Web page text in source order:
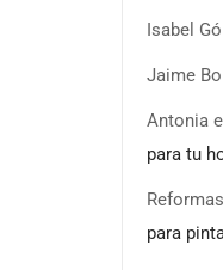
Isabel
Jaime
Antonia
para tu
Reformas
para